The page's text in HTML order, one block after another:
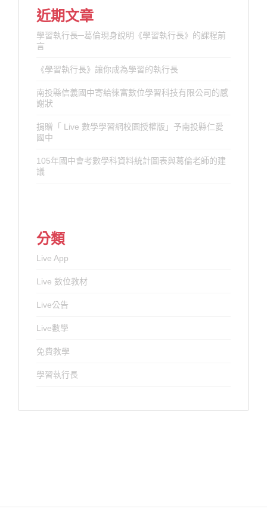
近期文章
學習執行長─葛倫現身說明《學習執行長》的課程前
言
《學習執行長》讓你成為學習的執行長
南投縣信義國中寄給徠富數位學習科技有限公司的感
謝狀
捐贈「 Live 數學學習網校園授權版」予南投縣仁愛
國中
105年國中會考數學科資料統計圖表與葛倫老師的建
議
分類
Live App
Live 數位教材
Live公告
Live數學
免費教學
學習執行長